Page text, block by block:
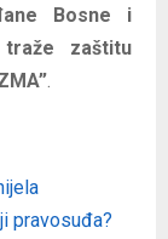
Bosne i
zaštitu
pravosuđa?